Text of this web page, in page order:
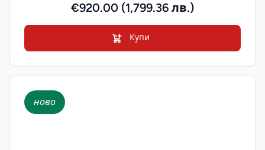
€920.00 (1,799.36 лв.)
Купи
ново